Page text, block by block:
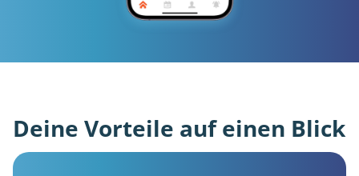
Deine Vorteile auf einen Blick